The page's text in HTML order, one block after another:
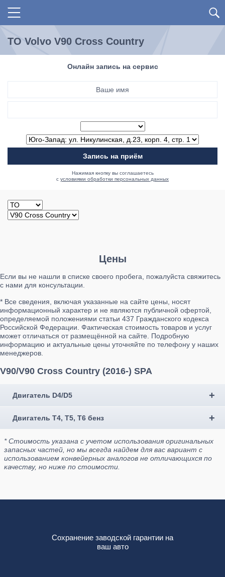
ТО Volvo V90 Cross Country
Онлайн запись на сервис
Запись на приём
Нажимая кнопку вы соглашаетесь
с условиями обработки персональных данных
Цены
Если вы не нашли в списке своего пробега, пожалуйста свяжитесь
с нами для консультации.
* Все сведения, включая указанные на сайте цены, носят
информационный характер и не являются публичной офертой,
определяемой положениями статьи 437 Гражданского кодекса
Российской Федерации. Фактическая стоимость товаров и услуг
может отличаться от размещённой на сайте. Подробную
информацию и актуальные цены уточняйте по телефону у наших
менеджеров.
V90/V90 Cross Country (2016-) SPA
Двигатель D4/D5
Двигатель T4, T5, T6 бенз
* Стоимость указана с учетом использования оригинальных
запасных частей, но мы всегда найдем для вас вариант с
использованием конвейерных аналогов не отличающихся по
качеству, но ниже по стоимости.
Сохранение заводской гарантии на
ваш авто